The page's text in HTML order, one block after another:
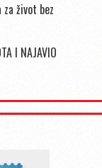
za život bez
I NAJAVIO